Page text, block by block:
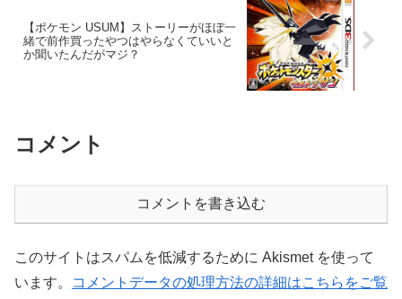
【ポケモン USUM】ストーリーがほぼ一
緒で前作買ったやつはやらなくていいと
か聞いたんだがマジ？
コメント
コメントを書き込む
このサイトはスパムを低減するために Akismet を使って
います。
コメントデータの処理方法の詳細はこちらをご覧